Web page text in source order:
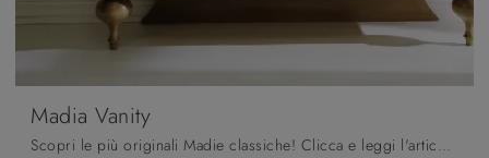
Madia Vanity
Scopri le più originali Madie classiche! Clicca e leggi l'articolo: madia Madia Vanity in legno, soluzione bella e funzionale.